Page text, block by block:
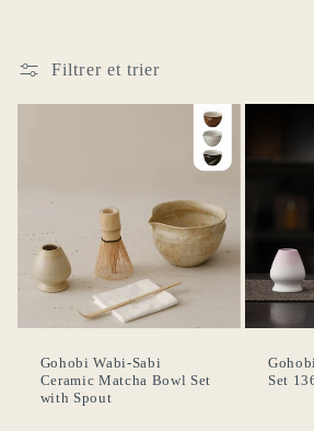
Filtrer et trier
Gohobi Wabi-Sabi
Ceramic Matcha Bowl Set
with Spout
Set